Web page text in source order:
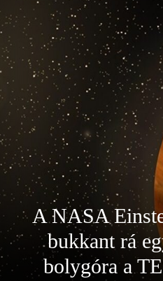
A NASA
bukkant rá
bolygóra a